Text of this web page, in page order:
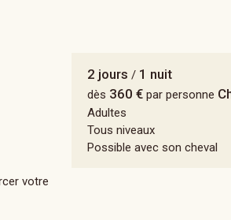
2 jours / 1 nuit
dès 360 €par personne
Adultes
Tous niveaux
Possible avec son cheval
votre